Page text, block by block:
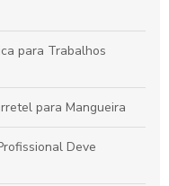
para Trabalhos
para Mangueira
Deve